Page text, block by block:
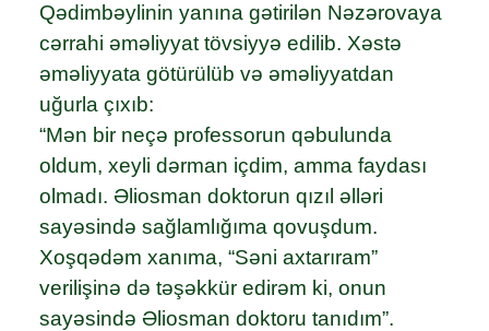
Qədimbəylinin yanına gətirilən Nəzərovaya
cərrahi əməliyyat tövsiyyə edilib. Xəstə
əməliyyata götürülüb və əməliyyatdan
uğurla çıxıb:
“Mən bir neçə professorun qəbulunda
oldum, xeyli dərman içdim, amma faydası
olmadı. Əliosman doktorun qızıl əlləri
sayəsində sağlamlığıma qovuşdum.
Xoşqədəm xanıma, “Səni axtarıram”
verilişinə də təşəkkür edirəm ki, onun
sayəsində Əliosman doktoru tanıdım”.